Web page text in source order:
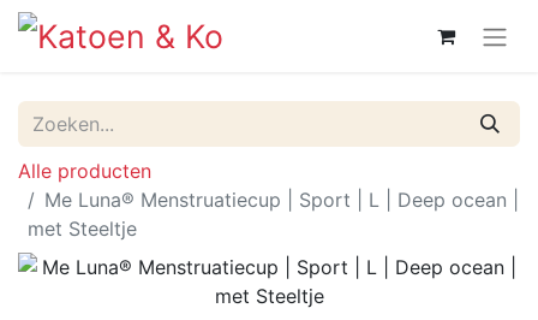
Alle producten
Me Luna® Menstruatiecup | Sport | L | Deep ocean |
met Steeltje